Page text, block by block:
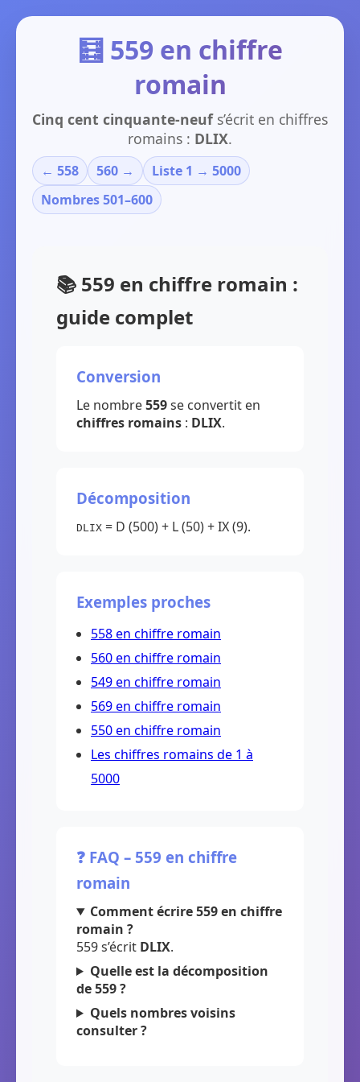
🧮 559 en chiffre
romain
Cinq cent cinquante-neufs’écrit en chiffres
romains : DLIX.
← 558 560 →
Liste 1 → 5000
Nombres 501–600
📚 559 en chiffre romain :
guide complet
Conversion
Le nombre559se convertit en
chiffres romains : DLIX.
Décomposition
DLIX = D (500) + L (50) + IX (9).
Exemples proches
558 en chiffre romain
560 en chiffre romain
549 en chiffre romain
569 en chiffre romain
550 en chiffre romain
Les chiffres romains de 1 à
5000
❓ FAQ – 559 en chiffre
romain
Comment écrire 559 en chiffre
romain ?
559 s’écrit DLIX.
Quelle est la décomposition
de 559 ?
Quels nombres voisins
consulter ?